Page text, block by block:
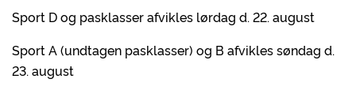
Sport D og pasklasser afvikles lørdag d. 22. august
Sport A (undtagen pasklasser) og B afvikles søndag d.
23. august